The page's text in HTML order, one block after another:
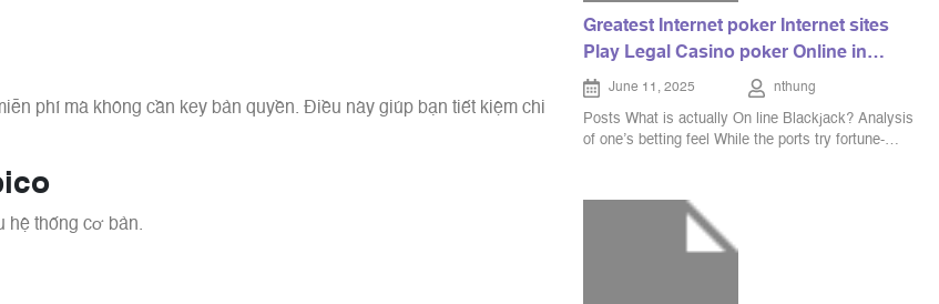
phí mà không cần key bản quyền. Điều này giúp bạn tiết kiệm chi
hệ thống cơ bản.
Greatest Internet poker Internet sites
Play Legal Casino poker Online in
america
June 11, 2025 nthung
Posts What is actually On line Blackjack? Analysis
of one’s betting feel While the ports try fortune-
Thankfully, an informed playing internet sites is
actually subscribed, greatly regulated, and you may
examined because of the independent, third-group